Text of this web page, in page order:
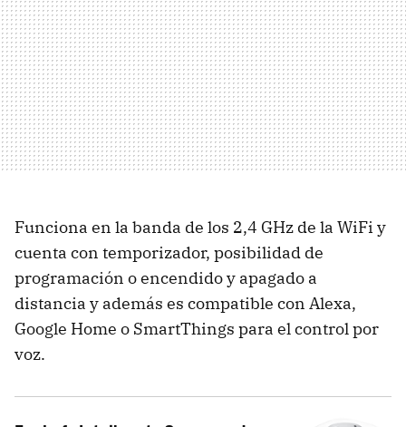
Funciona en la banda de los 2,4 GHz de la WiFi y
cuenta con temporizador, posibilidad de
programación o encendido y apagado a
distancia y además es compatible con Alexa,
Google Home o SmartThings para el control por
voz.